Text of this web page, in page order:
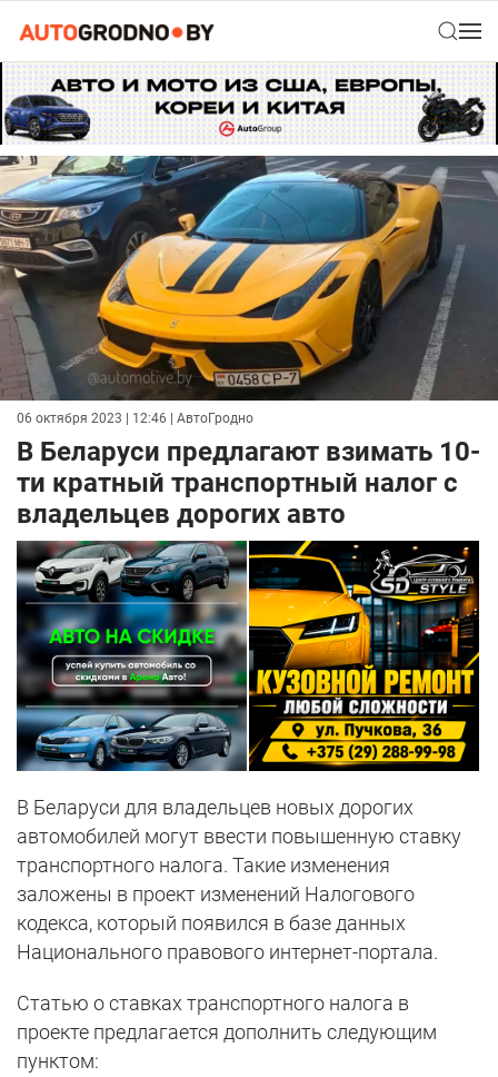
06 октября 2023 | 12:46 | АвтоГродно
В Беларуси предлагают взимать 10-
ти кратный транспортный налог с
владельцев дорогих авто
В Беларуси для владельцев новых дорогих
автомобилей могут ввести повышенную ставку
транспортного налога. Такие изменения
заложены в проект изменений Налогового
кодекса, который появился в базе данных
Национального правового интернет-портала.
Статью о ставках транспортного налога в
проекте предлагается дополнить следующим
пунктом: